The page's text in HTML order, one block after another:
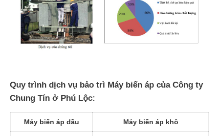
Quy trình dịch vụ bảo trì Máy biến áp của Công ty
Chung Tín ở Phú Lộc:
Máy biến áp dầu Máy biến áp khô